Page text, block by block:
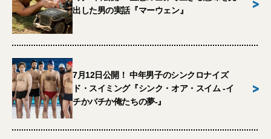
出した男の実話『マーウェン』
>
7月12日公開！ 中年男子のシンクロナイズ
ド・スイミング『シンク・オア・スイム -イ
チかバチか俺たちの夢-』
>